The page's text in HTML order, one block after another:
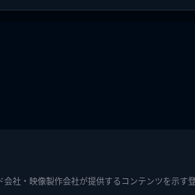
会社・映像製作会社が提供するコンテンツを示す